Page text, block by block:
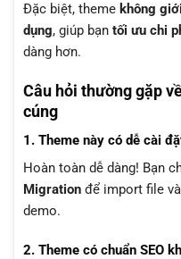
Đặc biệt, theme không
dụng, giúp bạn tối ưu chi
dàng hơn.
Câu hỏi thường gặp
cúng
1. Theme này có dễ cài
Hoàn toàn dễ dàng! Bạn
Migration để import file
demo.
2. Theme có chuẩn SEO